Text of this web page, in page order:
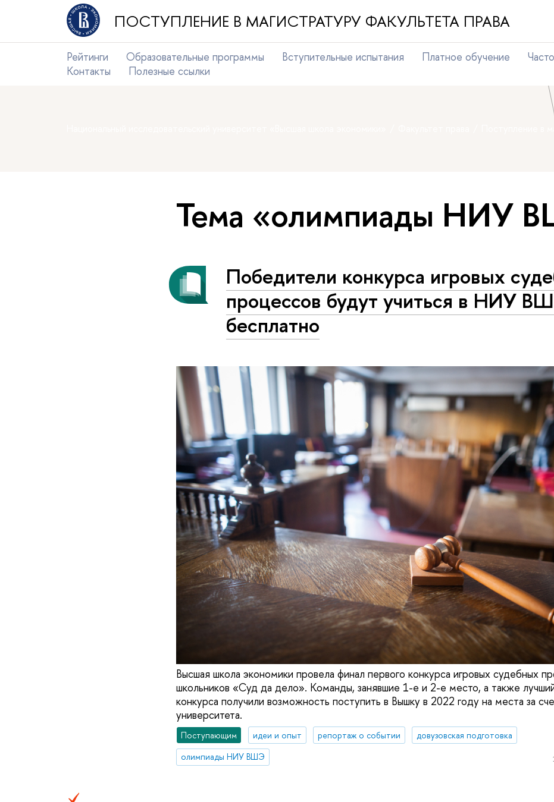
ПОСТУПЛЕНИЕ В МАГИСТРАТУРУ ФАКУЛЬТЕТА ПРАВА
Рейтинги Образовательные программы Вступительные испытания Платное обучение
Контакты
Полезные ссылки
Поступление в
Тема «олимпиады НИУ
Победители конкурса игровых
процессов будут учиться в НИУ
бесплатно
Высшая школа экономики провела финал первого конкурса игровых судебных
школьников «Суд да дело». Команды, занявшие 1-е и 2-е место, а также
конкурса получили возможность поступить в Вышку в 2022 году на места за
университета.
Поступающим идеи и опыт репортаж о событии
довузовская подготовка
олимпиады НИУ ВШЭ